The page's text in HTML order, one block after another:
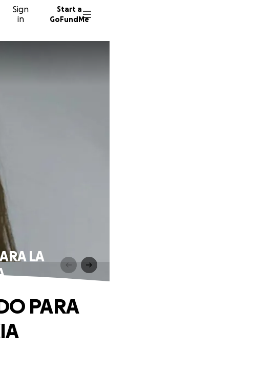
Sign
in
Start a
GoFundMe
LA
PARA